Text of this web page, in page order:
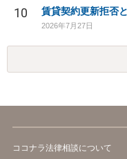
10
2026年7月27日
ココナラ法律相談について